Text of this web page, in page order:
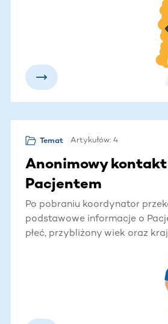
stałym kontakcie, abyśmy
Temat Artykułów: 4
Anonimowy
Pacjentem
Po pobraniu koordynator
podstawowe informacje o
płeć, przybliżony wiek oraz
Biorcy. Możliwe, że
możliwe nawiązanie kontaktu